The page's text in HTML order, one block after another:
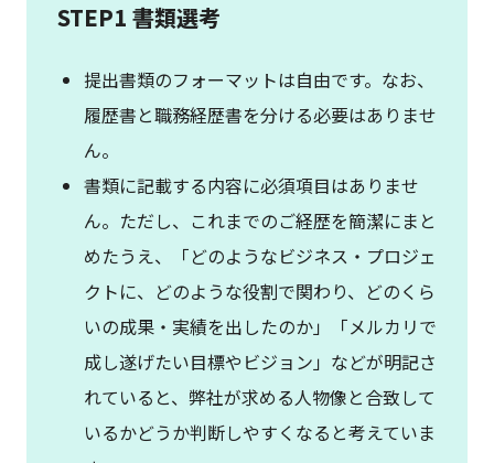
STEP1 書類選考
提出書類のフォーマットは自由です。なお、
履歴書と職務経歴書を分ける必要はありませ
ん。
書類に記載する内容に必須項目はありませ
ん。ただし、これまでのご経歴を簡潔にまと
めたうえ、「どのようなビジネス・プロジェ
クトに、どのような役割で関わり、どのくら
いの成果・実績を出したのか」「メルカリで
成し遂げたい目標やビジョン」などが明記さ
れていると、弊社が求める人物像と合致して
いるかどうか判断しやすくなると考えていま